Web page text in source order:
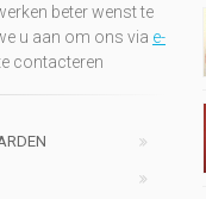
beter wenst te
u aan om ons via e-
contacteren